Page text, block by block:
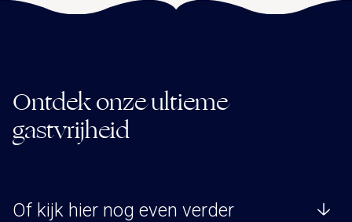
Ontdek onze ultieme
gastvrijheid
Of kijk hier nog even verder